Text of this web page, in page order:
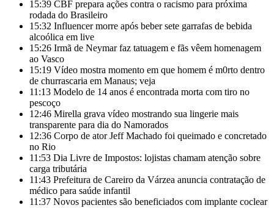
15:39 CBF prepara ações contra o racismo para próxima
rodada do Brasileiro
15:32 Influencer morre após beber sete garrafas de bebida
alcoólica em live
15:26 Irmã de Neymar faz tatuagem e fãs vêem homenagem
ao Vasco
15:19 Vídeo mostra momento em que homem é m0rto dentro
de churrascaria em Manaus; veja
11:13 Modelo de 14 anos é encontrada morta com tiro no
pescoço
12:46 Mirella grava vídeo mostrando sua lingerie mais
transparente para dia do Namorados
12:36 Corpo de ator Jeff Machado foi queimado e concretado
no Rio
11:53 Dia Livre de Impostos: lojistas chamam atenção sobre
carga tributária
11:43 Prefeitura de Careiro da Várzea anuncia contratação de
médico para saúde infantil
11:37 Novos pacientes são beneficiados com implante coclear